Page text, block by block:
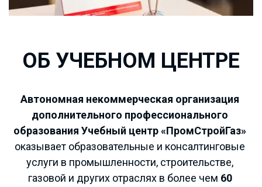
РАБОЧИЕ
от 4000 рублей!!!
ОБ УЧЕБНОМ ЦЕНТРЕ
Автономная некоммерческая организация
дополнительного профессионального
образования Учебный центр «ПромСтройГаз»
оказывает образовательные и консалтинговые
услуги в промышленности, строительстве,
газовой и других отраслях в более чем 60